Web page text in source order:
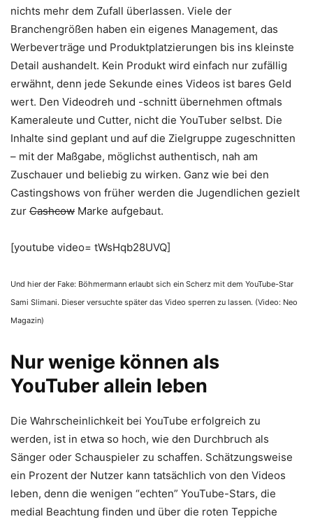
nichts mehr dem Zufall überlassen. Viele der
Branchengrößen haben ein eigenes Management, das
Werbeverträge und Produktplatzierungen bis ins kleinste
Detail aushandelt. Kein Produkt wird einfach nur zufällig
erwähnt, denn jede Sekunde eines Videos ist bares Geld
wert. Den Videodreh und -schnitt übernehmen oftmals
Kameraleute und Cutter, nicht die YouTuber selbst. Die
Inhalte sind geplant und auf die Zielgruppe zugeschnitten
– mit der Maßgabe, möglichst authentisch, nah am
Zuschauer und beliebig zu wirken. Ganz wie bei den
Castingshows von früher werden die Jugendlichen gezielt
zur Cashcow Marke aufgebaut.
[youtube video= tWsHqb28UVQ]
Und hier der Fake: Böhmermann erlaubt sich ein Scherz mit dem YouTube-Star
Sami Slimani. Dieser versuchte später das Video sperren zu lassen. (Video: Neo
Magazin)
Nur wenige können als
YouTuber allein leben
Die Wahrscheinlichkeit bei YouTube erfolgreich zu
werden, ist in etwa so hoch, wie den Durchbruch als
Sänger oder Schauspieler zu schaffen. Schätzungsweise
ein Prozent der Nutzer kann tatsächlich von den Videos
leben, denn die wenigen “echten” YouTube-Stars, die
medial Beachtung finden und über die roten Teppiche